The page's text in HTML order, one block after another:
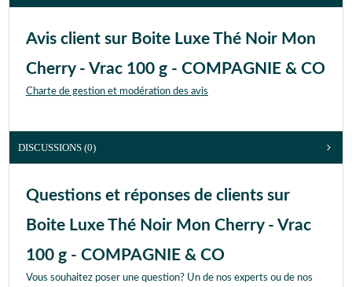
Avis client sur Boite Luxe Thé Noir Mon
Cherry - Vrac 100 g - COMPAGNIE & CO
Charte de gestion et modération des avis
DISCUSSIONS (0)
Questions et réponses de clients sur
Boite Luxe Thé Noir Mon Cherry - Vrac
100 g - COMPAGNIE & CO
Vous souhaitez poser une question? Un de nos experts ou de nos